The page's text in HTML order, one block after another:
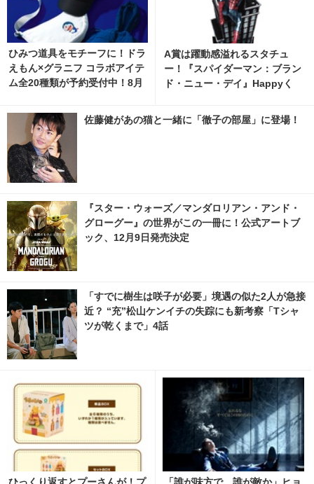
ひみつ道具をモチーフに！ドラ
えもん×グラニフ コラボアイテ
ム全20種類が予約受付中！8月
像 | cinemacafe.net
A賞は躍動感溢れるスタチュ
ー！『スパイダーマン：ブラン
ド・ニュー・デイ』Happyく
佐藤健があの猫と一緒に「徹子の部屋」に登場！
『スター・ウォーズ／マンダロリアン・アンド・
グローグー』の世界がこの一冊に！公式アートブ
ック、12月9日発売決定
「すでに樹生は咲子が必要」境遇の似た2人が急接
近？ “充”松山ケンイチの失踪にも新考察「Tシャ
ツが乾くまで」4話
ひっくり返すとプーさんが！プ